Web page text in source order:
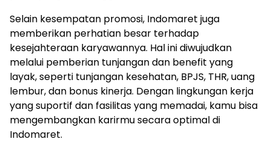
Selain kesempatan promosi, Indomaret juga
memberikan perhatian besar terhadap
kesejahteraan karyawannya. Hal ini diwujudkan
melalui pemberian tunjangan dan benefit yang
layak, seperti tunjangan kesehatan, BPJS, THR, uang
lembur, dan bonus kinerja. Dengan lingkungan kerja
yang suportif dan fasilitas yang memadai, kamu bisa
mengembangkan karirmu secara optimal di
Indomaret.